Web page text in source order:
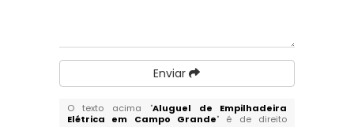
Enviar
O texto acima "Aluguel de Empilhadeira
Elétrica em Campo Grande" é de direito